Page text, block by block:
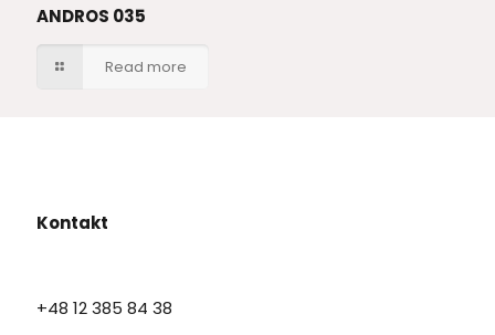
ANDROS 035
Read more
Kontakt
+48 12 385 84 38